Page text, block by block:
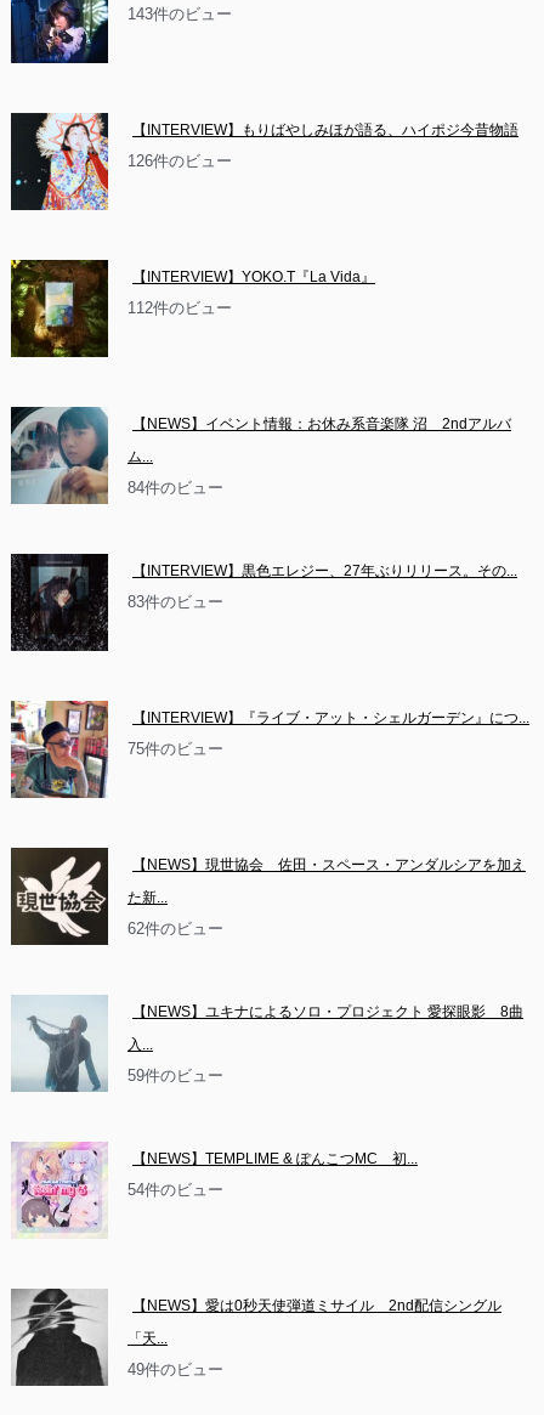
143件のビュー
【INTERVIEW】もりばやしみほが語る、ハイポジ今昔物語
126件のビュー
【INTERVIEW】YOKO.T『La Vida』
112件のビュー
【NEWS】イベント情報：お休み系音楽隊 沼　2ndアルバ
ム...
84件のビュー
【INTERVIEW】黒色エレジー、27年ぶりリリース。その...
83件のビュー
【INTERVIEW】『ライブ・アット・シェルガーデン』につ...
75件のビュー
【NEWS】現世協会　佐田・スペース・アンダルシアを加え
た新...
62件のビュー
【NEWS】ユキナによるソロ・プロジェクト 愛探眼影　8曲
入...
59件のビュー
【NEWS】TEMPLIME & ぽんこつMC　初...
54件のビュー
【NEWS】愛は0秒天使弾道ミサイル　2nd配信シングル
「天...
49件のビュー